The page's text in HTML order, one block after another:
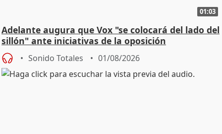
01:03
Adelante augura que Vox "se colocará del lado del
sillón" ante iniciativas de la oposición
Sonido Totales 01/08/2026